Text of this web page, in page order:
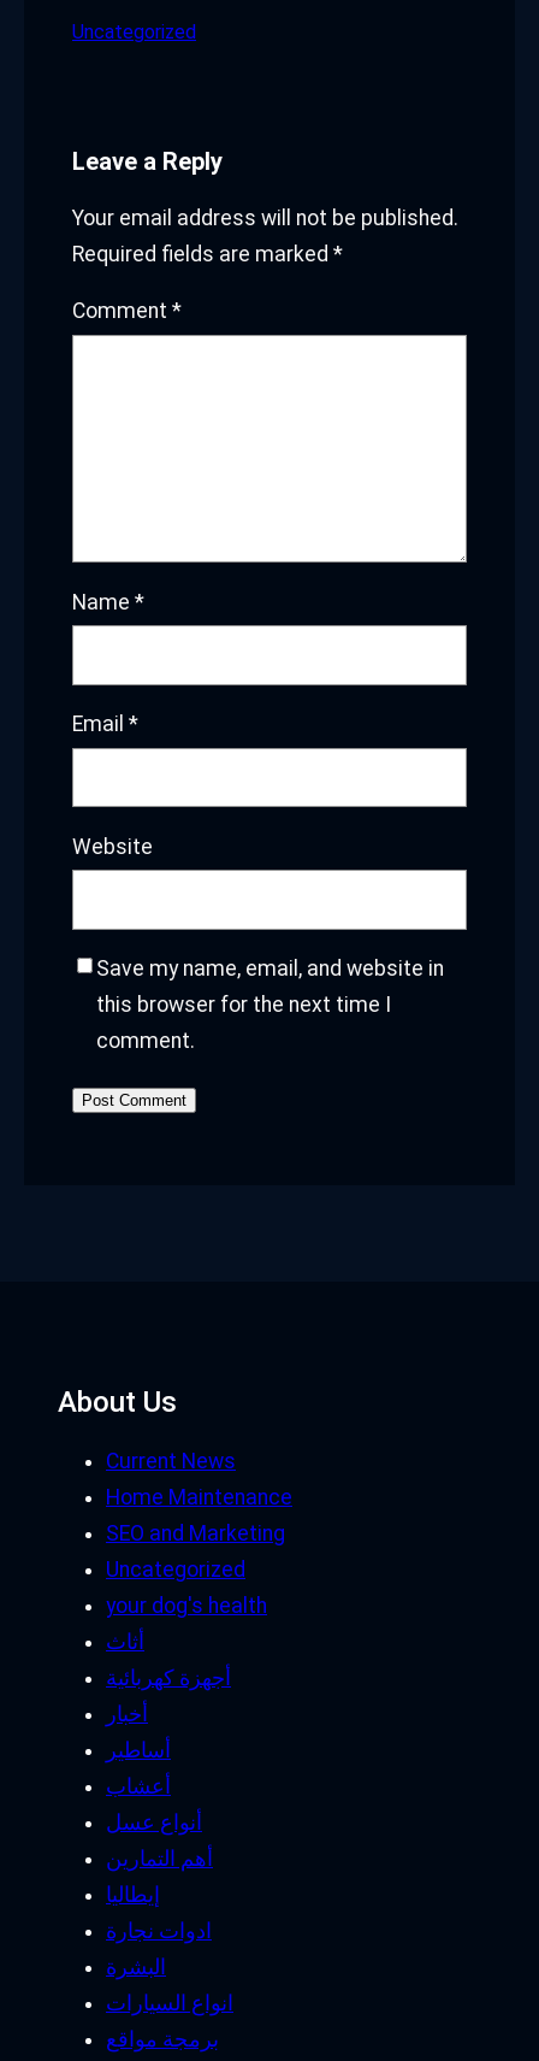
Uncategorized
Leave a Reply
Your email address will not be published.
Required fields are marked *
Comment *
Name *
Email *
Website
Save my name, email, and website in
this browser for the next time I
comment.
About Us
Current News
Home Maintenance
SEO and Marketing
Uncategorized
your dog's health
أثاث
أجهزة كهربائية
أخبار
أساطير
أعشاب
أنواع عسل
أهم التمارين
إيطاليا
ادوات نجارة
البشرة
انواع السيارات
برمجة مواقع